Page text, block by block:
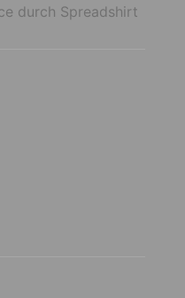
durch Spreadshirt